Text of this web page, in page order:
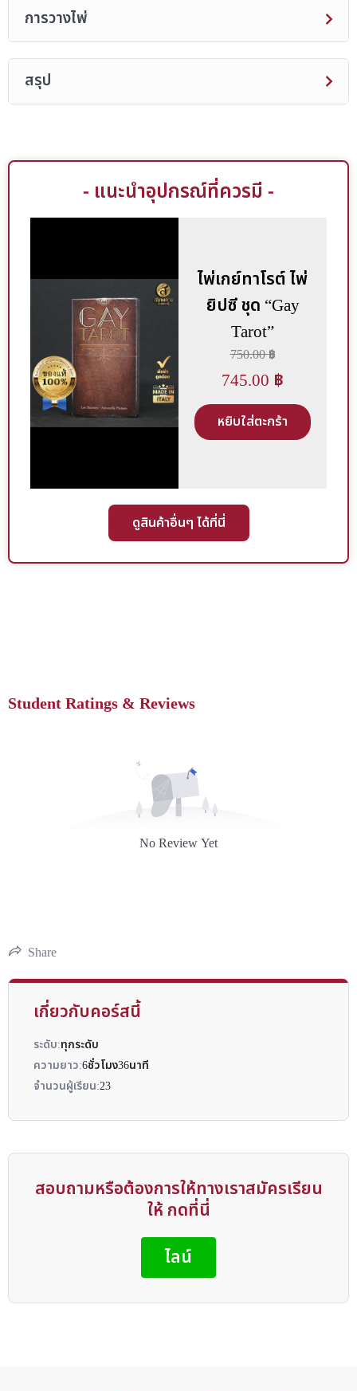
การวางไพ่
สรุป
- แนะนำอุปกรณ์ที่ควรมี -
ไพ่เกย์ทาโรต์ ไพ่
ยิปซี ชุด “Gay
Tarot”
750.00฿
745.00 ฿
หยิบใส่ตะกร้า
ดูสินค้าอื่นๆ ได้ที่นี่
Student Ratings & Reviews
No Review Yet
Share
เกี่ยวกับคอร์สนี้
ระดับ:ทุกระดับ
ความยาว:6ชั่วโมง36นาที
จำนวนผู้เรียน:23
สอบถามหรือต้องการให้ทางเราสมัครเรียน
ให้ กดที่นี่
ไลน์